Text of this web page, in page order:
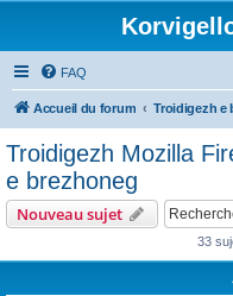
FAQ
Accueil du forum Troidigezh e
Troidigezh Mozilla
e brezhoneg
Nouveau sujet
33